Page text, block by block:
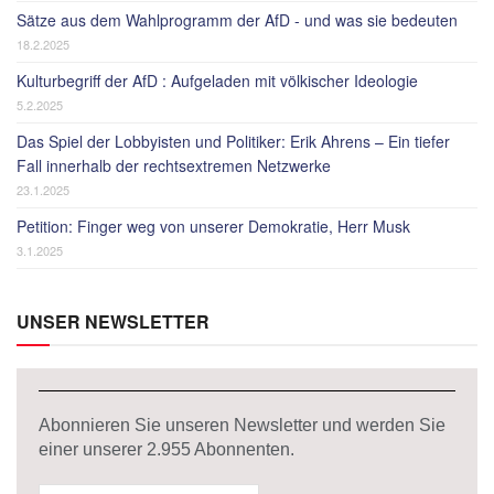
Sätze aus dem Wahlprogramm der AfD - und was sie bedeuten
18.2.2025
Kulturbegriff der AfD : Aufgeladen mit völkischer Ideologie
5.2.2025
Das Spiel der Lobbyisten und Politiker: Erik Ahrens – Ein tiefer
Fall innerhalb der rechtsextremen Netzwerke
23.1.2025
Petition: Finger weg von unserer Demokratie, Herr Musk
3.1.2025
UNSER NEWSLETTER
Abonnieren Sie unseren Newsletter und werden Sie
einer unserer 2.955Abonnenten.